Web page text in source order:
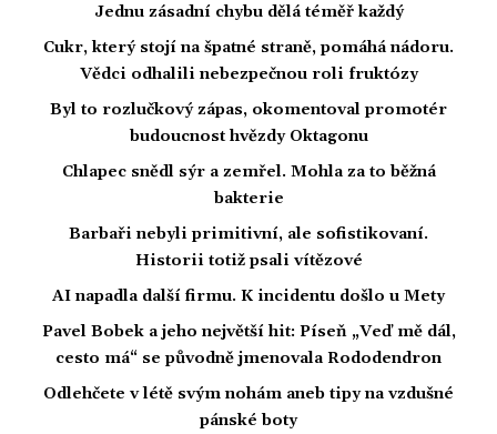
Jednu zásadní chybu dělá téměř každý
Cukr, který stojí na špatné straně, pomáhá nádoru.
Vědci odhalili nebezpečnou roli fruktózy
Byl to rozlučkový zápas, okomentoval promotér
budoucnost hvězdy Oktagonu
Chlapec snědl sýr a zemřel. Mohla za to běžná
bakterie
Barbaři nebyli primitivní, ale sofistikovaní.
Historii totiž psali vítězové
AI napadla další firmu. K incidentu došlo u Mety
Pavel Bobek a jeho největší hit: Píseň „Veď mě dál,
cesto má“ se původně jmenovala Rododendron
Odlehčete v létě svým nohám aneb tipy na vzdušné
pánské boty